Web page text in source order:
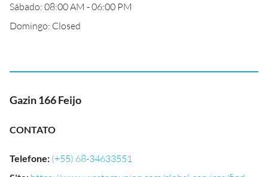
Sábado: 08:00 AM - 06:00 PM
Domingo: Closed
Gazin 166 Feijo
CONTATO
Telefone: (+55) 68-34633551